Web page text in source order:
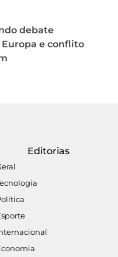
debate
e conflito
Editorias